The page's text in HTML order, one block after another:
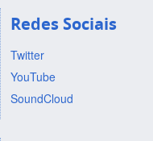
Redes Sociais
Twitter
YouTube
SoundCloud